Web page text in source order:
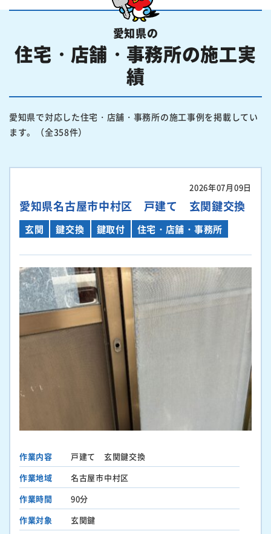
愛知県の
住宅・店舗・事務所の施工実
績
愛知県で対応した住宅・店舗・事務所の施工事例を掲載してい
ます。（全358件）
2026年07月09日
愛知県名古屋市中村区 戸建て 玄関鍵交換
玄関 鍵交換 鍵取付 住宅・店舗・事務所
作業内容
戸建て 玄関鍵交換
作業地域
名古屋市中村区
作業時間
90分
作業対象
玄関鍵